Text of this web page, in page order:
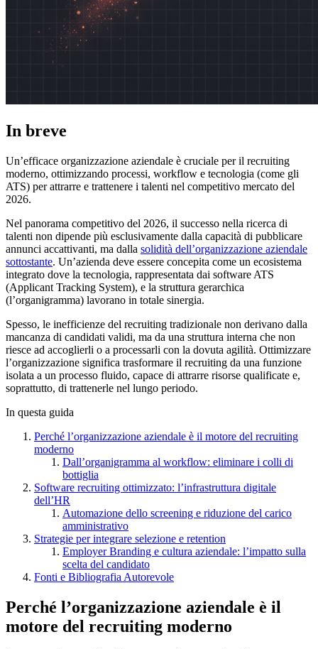
In breve
Un’efficace organizzazione aziendale è cruciale per il recruiting
moderno, ottimizzando processi, workflow e tecnologia (come gli
ATS) per attrarre e trattenere i talenti nel competitivo mercato del
2026.
Nel panorama competitivo del 2026, il successo nella ricerca di
talenti non dipende più esclusivamente dalla capacità di pubblicare
annunci accattivanti, ma dalla solidità dell’organizzazione aziendale
sottostante. Un’azienda deve essere concepita come un ecosistema
integrato dove la tecnologia, rappresentata dai software ATS
(Applicant Tracking System), e la struttura gerarchica
(l’organigramma) lavorano in totale sinergia.
Spesso, le inefficienze del recruiting tradizionale non derivano dalla
mancanza di candidati validi, ma da una struttura interna che non
riesce ad accoglierli o a processarli con la dovuta agilità. Ottimizzare
l’organizzazione significa trasformare il recruiting da una funzione
isolata a un processo fluido, capace di attrarre risorse qualificate e,
soprattutto, di trattenerle nel lungo periodo.
In questa guida
Perché l’organizzazione aziendale è il motore del recruiting
moderno
Dall’organigramma al workflow: eliminare i colli di
bottiglia
Software recruiting ottimizzato: l’infrastruttura digitale
dell’HR
Automazione dello screening e riduzione del carico
amministrativo
Strategie per integrare selezione e retention
Employer Branding e cultura aziendale: l’impatto sulla
scelta del candidato
Fonti e Bibliografia Autorevole
Perché l’organizzazione aziendale è il
motore del recruiting moderno